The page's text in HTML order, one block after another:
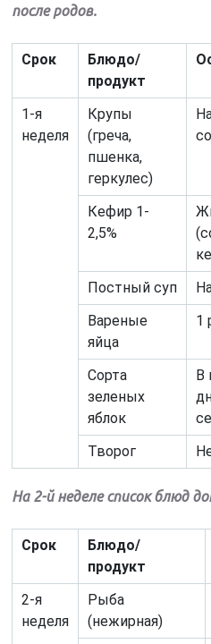
после родов.
Срок
Блюдо/
продукт
1-я
неделя
Крупы
(греча,
пшенка,
геркулес)
Кефир 1-
2,5%
Постный суп
Вареные
яйца
1
Сорта
зеленых
яблок
В
Творог
На 2-й неделе список блюд
Срок
Блюдо/
продукт
2-я
неделя
Рыба
(нежирная)